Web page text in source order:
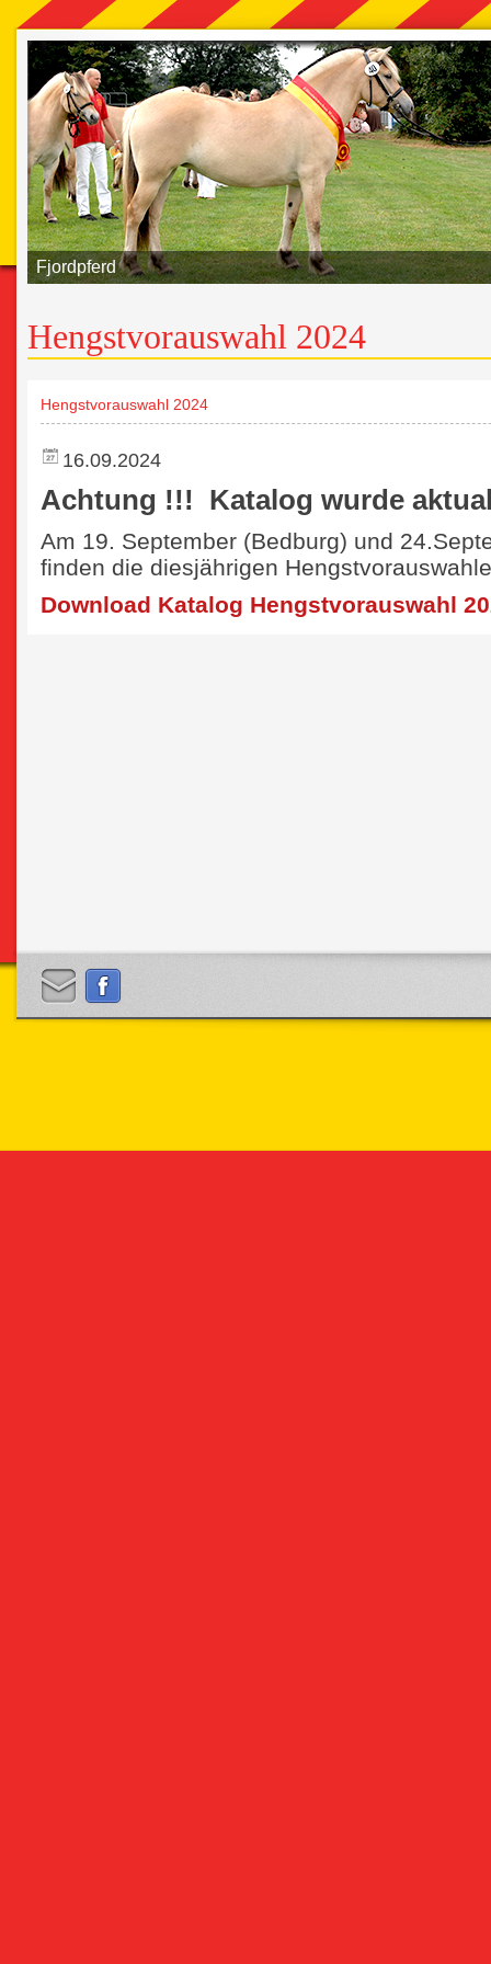
Fjordpferd
Hengstvorauswahl 2024
Hengstvorauswahl 2024
16.09.2024
Achtung !!! Katalog wurde
Am 19. September (Bedburg) und
finden die diesjährigen
Download Katalog Hengstvorauswahl